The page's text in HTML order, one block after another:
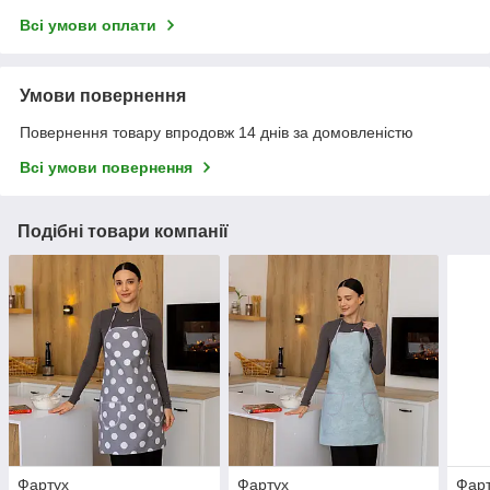
Всі умови оплати
Умови повернення
Повернення товару впродовж 14 днів за домовленістю
Всі умови повернення
Подібні товари компанії
Фартух Фартух